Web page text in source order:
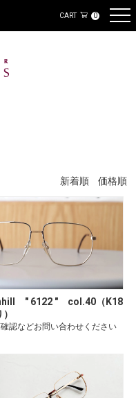
CART 0
新着順 価格順
" 6122 " col.40（K18
認などお問い合わせください